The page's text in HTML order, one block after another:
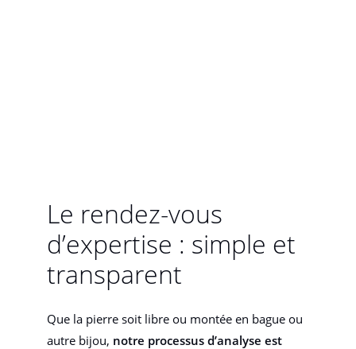
Le rendez-vous
d’expertise : simple et
transparent
Que la pierre soit libre ou montée en bague ou
autre bijou, notre processus d’analyse est